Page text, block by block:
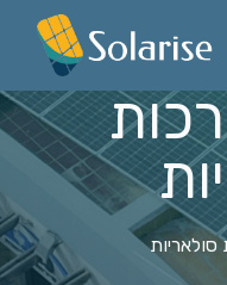
סולאריות